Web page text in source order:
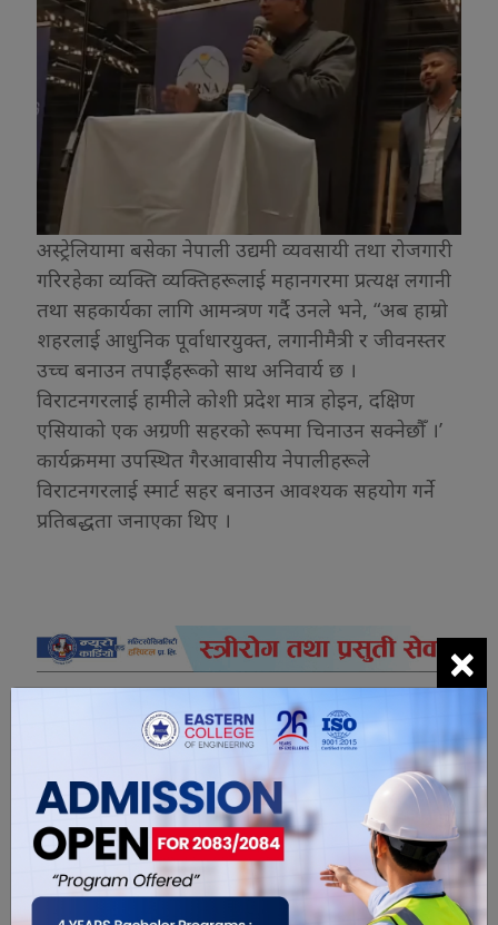
अस्ट्रेलियामा बसेका नेपाली उद्यमी व्यवसायी तथा रोजगारी
गरिरहेका व्यक्ति व्यक्तिहरूलाई महानगरमा प्रत्यक्ष लगानी
तथा सहकार्यका लागि आमन्त्रण गर्दै उनले भने, “अब हाम्रो
शहरलाई आधुनिक पूर्वाधारयुक्त, लगानीमैत्री र जीवनस्तर
उच्च बनाउन तपाईँहरूको साथ अनिवार्य छ ।
विराटनगरलाई हामीले कोशी प्रदेश मात्र होइन, दक्षिण
एसियाको एक अग्रणी सहरको रूपमा चिनाउन सक्नेछौँ ।’
कार्यक्रममा उपस्थित गैरआवासीय नेपालीहरूले
विराटनगरलाई स्मार्ट सहर बनाउन आवश्यक सहयोग गर्ने
प्रतिबद्धता जनाएका थिए ।
यो खबर पढेर तपाईलाई कस्तो महसुस
भयो ?
0 1 0 1 0
×